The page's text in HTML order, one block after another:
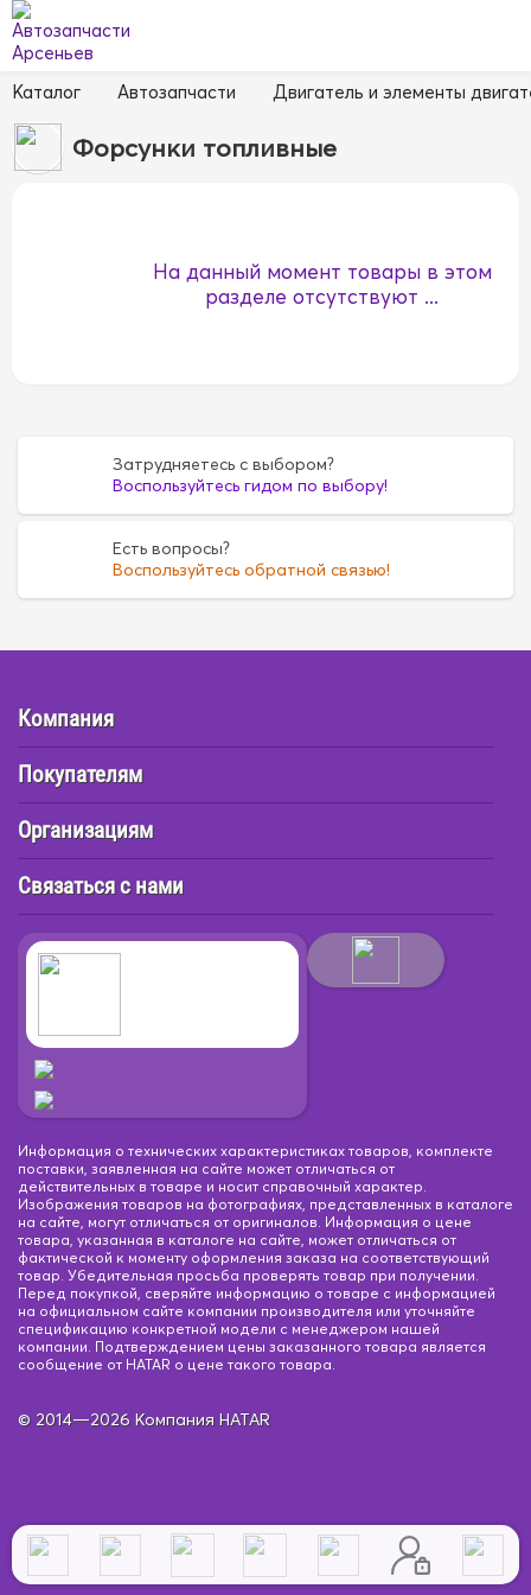
Каталог Автозапчасти Двигатель и элементы
Форсунки топливные
На данный момент товары в этом
разделе отсутствуют ...
Затрудняетесь с выбором?
Воспользуйтесь гидом по выбору!
Есть вопросы?
Воспользуйтесь обратной связью!
Компания
Покупателям
Организациям
Связаться с нами
Информация о технических характеристиках товаров, комплекте
поставки, заявленная на сайте может отличаться от
действительных в товаре и носит справочный характер.
Изображения товаров на фотографиях, представленных в каталоге
на сайте, могут отличаться от оригиналов. Информация о цене
товара, указанная в каталоге на сайте, может отличаться от
фактической к моменту оформления заказа на соответствующий
товар. Убедительная просьба проверять товар при получении.
Перед покупкой, сверяйте информацию о товаре с информацией
на официальном сайте компании производителя или уточняйте
спецификацию конкретной модели с менеджером нашей
компании. Подтверждением цены заказанного товара является
сообщение от HATAR о цене такого товара.
© 2014—2026 Компания HATAR